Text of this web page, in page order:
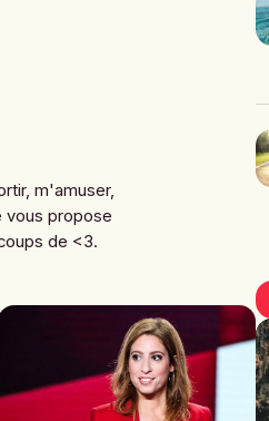
m'amuser,
vous propose
de <3.